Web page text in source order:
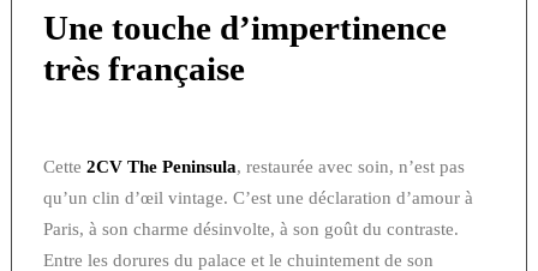
Une touche d’impertinence
très française
Cette 2CV The Peninsula, restaurée avec soin, n’est pas
qu’un clin d’œil vintage. C’est une déclaration d’amour à
Paris, à son charme désinvolte, à son goût du contraste.
Entre les dorures du palace et le chuintement de son